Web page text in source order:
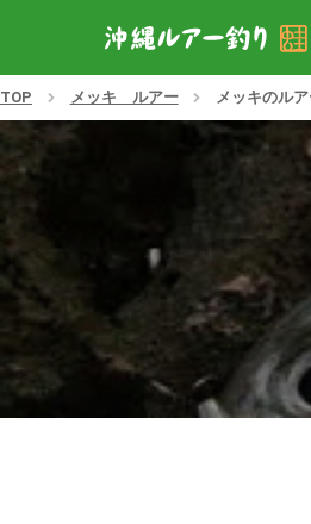
TOP メッキ ルアー メッキのルア